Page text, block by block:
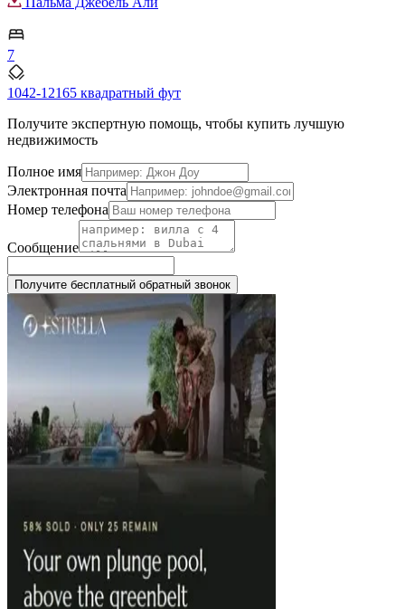
7
1042-12165 квадратный фут
Получите экспертную помощь, чтобы купить лучшую
недвижимость
Полное имя
Электронная почта
Номер телефона
Сообщение
Получите бесплатный обратный звонок